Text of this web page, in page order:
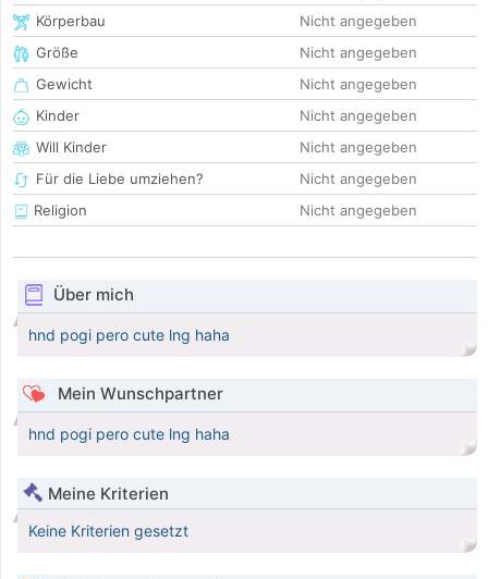
Körperbau
Nicht angegeben
Größe
Nicht angegeben
Gewicht
Nicht angegeben
Kinder
Nicht angegeben
Will Kinder
Nicht angegeben
Für die Liebe umziehen?
Nicht angegeben
Religion
Nicht angegeben
Über mich
hnd pogi pero cute lng haha
Mein Wunschpartner
hnd pogi pero cute lng haha
Meine Kriterien
Keine Kriterien gesetzt